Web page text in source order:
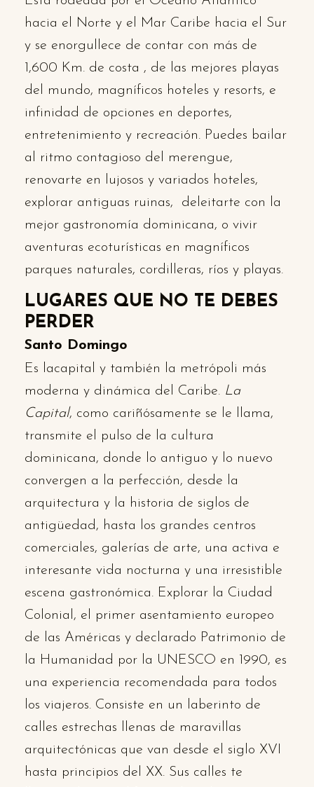
hacia el Norte y el Mar Caribe hacia el Sur
y se enorgullece de contar con más de
1,600 Km. de costa , de las mejores playas
del mundo, magníficos hoteles y resorts, e
infinidad de opciones en deportes,
entretenimiento y recreación. Puedes bailar
al ritmo contagioso del merengue,
renovarte en lujosos y variados hoteles,
explorar antiguas ruinas, deleitarte con la
mejor gastronomía dominicana, o vivir
aventuras ecoturísticas en magníficos
parques naturales, cordilleras, ríos y playas.
LUGARES QUE NO TE DEBES
PERDER
Santo Domingo
Es lacapital y también la metrópoli más
moderna y dinámica del Caribe. La
Capital, como cariñósamente se le llama,
transmite el pulso de la cultura
dominicana, donde lo antiguo y lo nuevo
convergen a la perfección, desde la
arquitectura y la historia de siglos de
antigüedad, hasta los grandes centros
comerciales, galerías de arte, una activa e
interesante vida nocturna y una irresistible
escena gastronómica. Explorar la Ciudad
Colonial, el primer asentamiento europeo
de las Américas y declarado Patrimonio de
la Humanidad por la UNESCO en 1990, es
una experiencia recomendada para todos
los viajeros. Consiste en un laberinto de
calles estrechas llenas de maravillas
arquitectónicas que van desde el siglo XVI
hasta principios del XX. Sus calles te